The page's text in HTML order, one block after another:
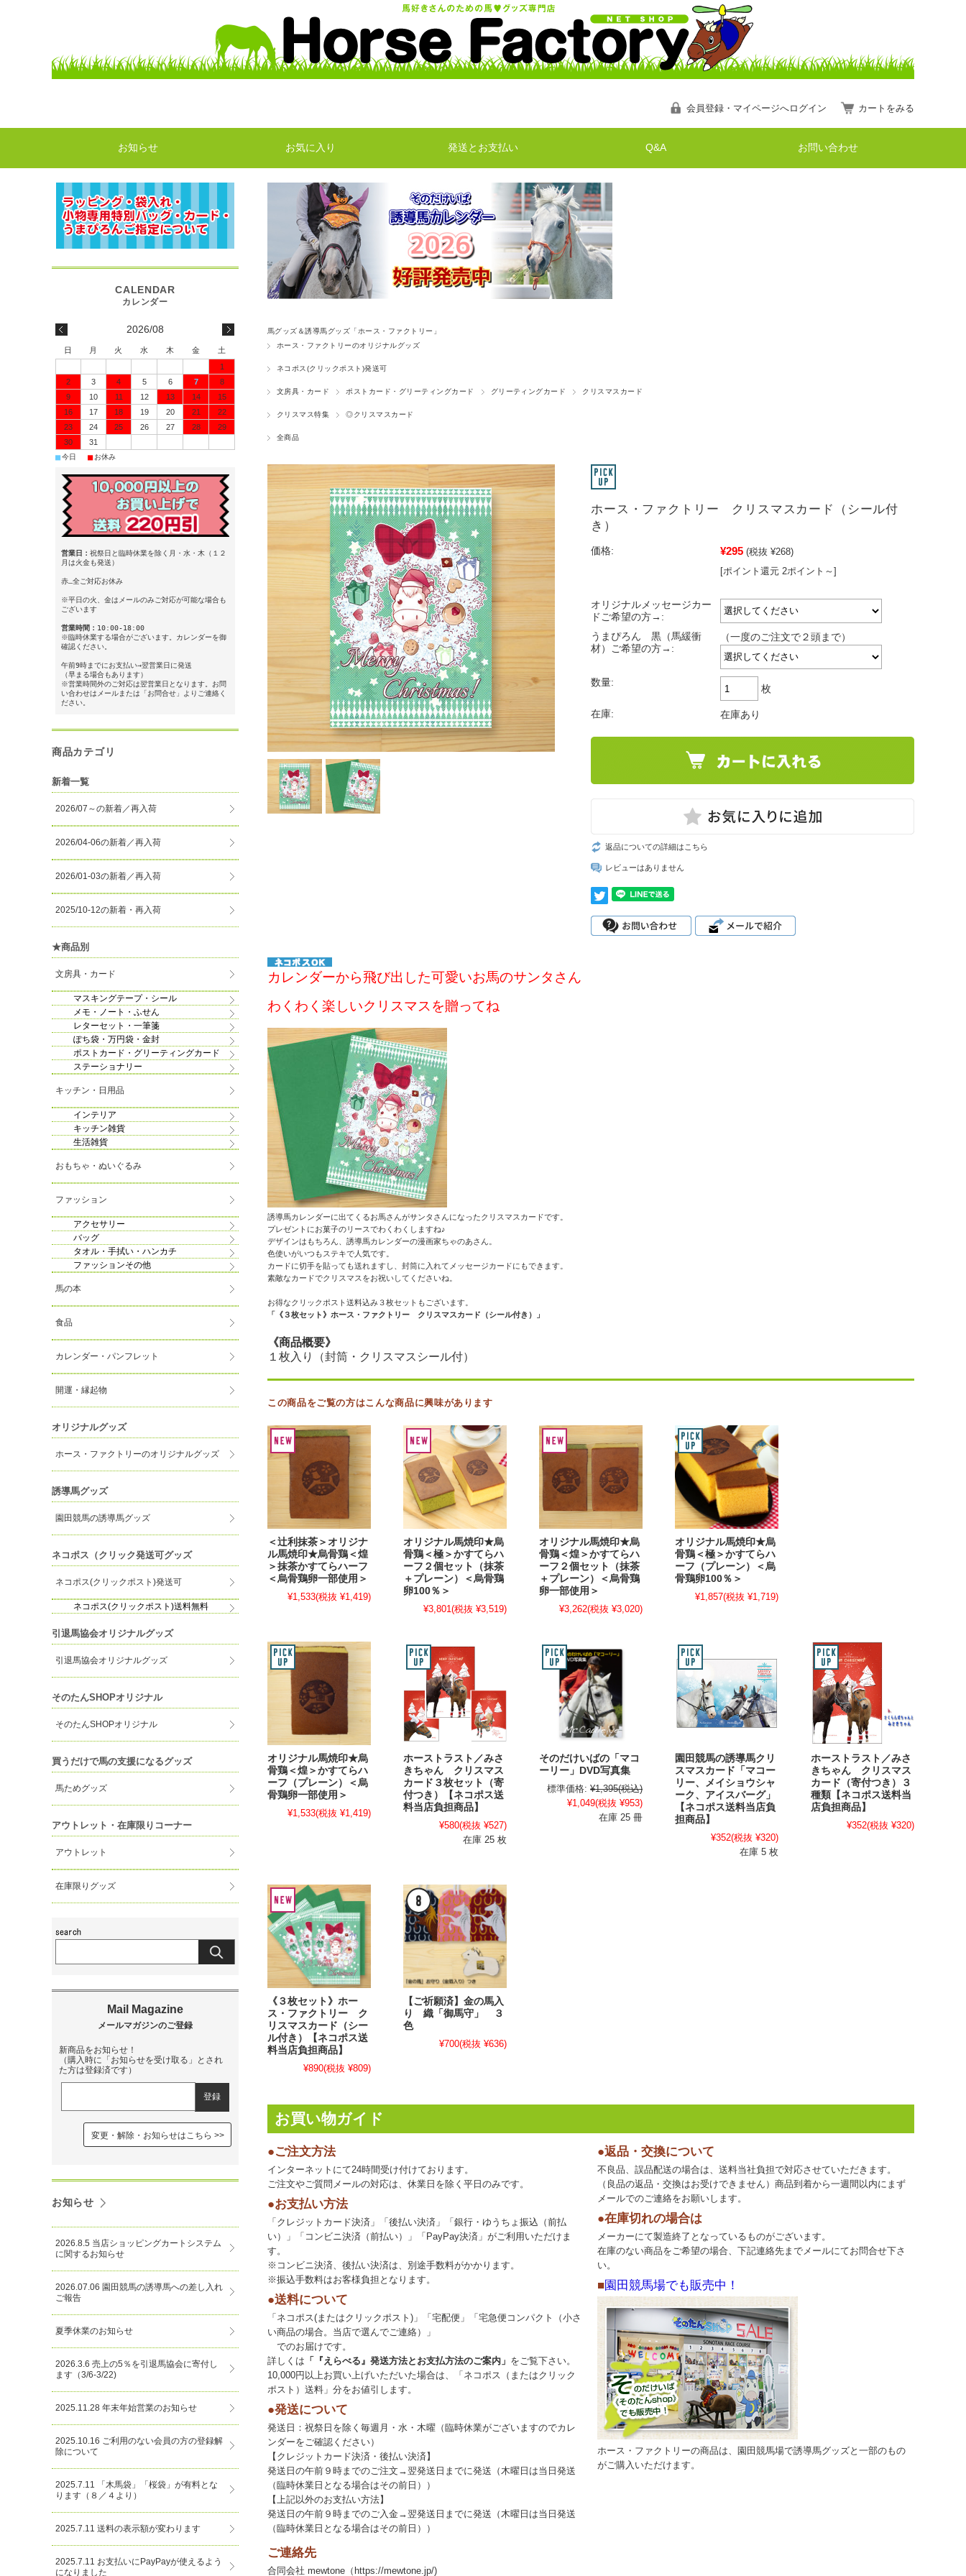
会員登録・マイページへログイン カートをみる
お知らせ お気に入り 発送とお支払い Q&A お問い合わせ
馬グッズ＆誘導馬グッズ「ホース・ファクトリー」
ホース・ファクトリーのオリジナルグッズ
ネコポス(クリックポスト)発送可
文房具・カード ポストカード・グリーティングカード グリーティングカード クリスマスカード
クリスマス特集 ◎クリスマスカード
全商品
ホース・ファクトリー クリスマスカード（シール付
き）
価格: ¥295 (税抜 ¥268)
[ポイント還元 2ポイント～]
オリジナルメッセージカー
ドご希望の方→:
うまぴろん 黒（馬緩衝
材）ご希望の方→:
（一度のご注文で２頭まで）
数量:
枚
在庫: 在庫あり
返品についての詳細はこちら
レビューはありません
カレンダーから飛び出した可愛いお馬のサンタさん
わくわく楽しいクリスマスを贈ってね
誘導馬カレンダーに出てくるお馬さんがサンタさんになったクリスマスカードです。
プレゼントにお菓子のリースでわくわくしますね♪
デザインはもちろん、誘導馬カレンダーの漫画家ちゃのあさん。
色使いがいつもステキで人気です。
カードに切手を貼っても送れますし、封筒に入れてメッセージカードにもできます。
素敵なカードでクリスマスをお祝いしてくださいね。
お得なクリックポスト送料込み３枚セットもございます。
「《３枚セット》ホース・ファクトリー クリスマスカード（シール付き）」
《商品概要》
１枚入り（封筒・クリスマスシール付）
この商品をご覧の方はこんな商品に興味があります
＜辻利抹茶＞オリジナ
ル馬焼印★烏骨鶏＜煌
＞抹茶かすてらハーフ
＜烏骨鶏卵一部使用＞
¥1,533(税抜 ¥1,419)
オリジナル馬焼印★烏
骨鶏＜極＞かすてらハ
ーフ２個セット（抹茶
＋プレーン）＜烏骨鶏
卵100％＞
¥3,801(税抜 ¥3,519)
オリジナル馬焼印★烏
骨鶏＜煌＞かすてらハ
ーフ２個セット（抹茶
＋プレーン）＜烏骨鶏
卵一部使用＞
¥3,262(税抜 ¥3,020)
オリジナル馬焼印★烏
骨鶏＜極＞かすてらハ
ーフ（プレーン）＜烏
骨鶏卵100％＞
¥1,857(税抜 ¥1,719)
オリジナル馬焼印★烏
骨鶏＜煌＞かすてらハ
ーフ（プレーン）＜烏
骨鶏卵一部使用＞
¥1,533(税抜 ¥1,419)
ホーストラスト／みさ
きちゃん クリスマス
カード３枚セット（寄
付つき）【ネコポス送
料当店負担商品】
¥580(税抜 ¥527)
在庫 25 枚
そのだけいばの「マコ
ーリー」DVD写真集
標準価格: ¥1,395(税込)
¥1,049(税抜 ¥953)
在庫 25 冊
園田競馬の誘導馬クリ
スマスカード「マコー
リー、メイショウシャ
ーク、アイスバーグ」
【ネコポス送料当店負
担商品】
¥352(税抜 ¥320)
在庫 5 枚
ホーストラスト／みさ
きちゃん クリスマス
カード（寄付つき）３
種類【ネコポス送料当
店負担商品】
¥352(税抜 ¥320)
《３枚セット》ホー
ス・ファクトリー ク
リスマスカード（シー
ル付き）【ネコポス送
料当店負担商品】
¥890(税抜 ¥809)
【ご祈願済】金の馬入
り 織「御馬守」 ３
色
¥700(税抜 ¥636)
お買い物ガイド
●ご注文方法
インターネットにて24時間受け付けております。
ご注文やご質問メールの対応は、休業日を除く平日のみです。
●お支払い方法
「クレジットカード決済」「後払い決済」「銀行・ゆうちょ振込（前払
い）」「コンビニ決済（前払い）」「PayPay決済」がご利用いただけま
す。
※コンビニ決済、後払い決済は、別途手数料がかかります。
※振込手数料はお客様負担となります。
●送料について
「ネコポス(またはクリックポスト)」「宅配便」「宅急便コンパクト（小さ
い商品の場合。当店で選んでご連絡）」
でのお届けです。
詳しくは 「『えらべる』発送方法とお支払方法のご案内」 をご覧下さい。
10,000円以上お買い上げいただいた場合は、「ネコポス（またはクリック
ポスト）送料」分をお値引します。
●発送について
発送日：祝祭日を除く毎週月・水・木曜（臨時休業がございますのでカレ
ンダーをご確認ください）
【クレジットカード決済・後払い決済】
発送日の午前９時までのご注文→翌発送日までに発送（木曜日は当日発送
（臨時休業日となる場合はその前日））
【上記以外のお支払い方法】
発送日の午前９時までのご入金→翌発送日までに発送（木曜日は当日発送
（臨時休業日となる場合はその前日））
●返品・交換について
不良品、誤品配送の場合は、送料当社負担で対応させていただきます。
（良品の返品・交換はお受けできません）商品到着から一週間以内にまず
メールでのご連絡をお願いします。
●在庫切れの場合は
メーカーにて製造終了となっているものがございます。
在庫のない商品をご希望の場合、下記連絡先までメールにてお問合せ下さ
い。
■園田競馬場でも販売中！
ホース・ファクトリーの商品は、園田競馬場で誘導馬グッズと一部のもの
がご購入いただけます。
ご連絡先
合同会社 mewtone（https://mewtone.jp/)
2026/08
日 月 火 水 木 金
土
1
2
3 4 5 6 7
8
9
10 11 12 13 14
15
16
17 18 19 20 21
22
23
24 25 26 27 28
29
30
31
■今日 ■ お休み
営業日： 祝祭日と臨時休業を除く月・水・木（１２
月は火金も発送）
赤…全ご対応お休み
※平日の火、金はメールのみご対応が可能な場合も
ございます
営業時間： 10:00-18:00
※臨時休業する場合がございます。カレンダーを御
確認ください。
午前9時までにお支払い→翌営業日に発送
（早まる場合もあります）
※営業時間外のご対応は翌営業日となります。お問
い合わせはメールまたは「お問合せ」よりご連絡く
ださい。
商品カテゴリ
新着一覧
2026/07～の新着／再入荷
2026/04-06の新着／再入荷
2026/01-03の新着／再入荷
2025/10-12の新着・再入荷
★商品別
文房具・カード
マスキングテープ・シール
メモ・ノート・ふせん
レターセット・一筆箋
ぽち袋・万円袋・金封
ポストカード・グリーティングカード
ステーショナリー
キッチン・日用品
インテリア
キッチン雑貨
生活雑貨
おもちゃ・ぬいぐるみ
ファッション
アクセサリー
バッグ
タオル・手拭い・ハンカチ
ファッションその他
馬の本
食品
カレンダー・パンフレット
開運・縁起物
オリジナルグッズ
ホース・ファクトリーのオリジナルグッズ
誘導馬グッズ
園田競馬の誘導馬グッズ
ネコポス（クリック発送可グッズ
ネコポス(クリックポスト)発送可
ネコポス(クリックポスト)送料無料
引退馬協会オリジナルグッズ
引退馬協会オリジナルグッズ
そのたんSHOPオリジナル
そのたんSHOPオリジナル
買うだけで馬の支援になるグッズ
馬ためグッズ
アウトレット・在庫限りコーナー
アウトレット
在庫限りグッズ
新商品をお知らせ！
（購入時に「お知らせを受け取る」とされ
た方は登録済です）
変更・解除・お知らせはこちら
お知らせ
2026.8.5 当店ショッピングカートシステム
に関するお知らせ
2026.07.06 園田競馬の誘導馬への差し入れ
ご報告
夏季休業のお知らせ
2026.3.6 売上の5％を引退馬協会に寄付し
ます（3/6-3/22)
2025.11.28 年末年始営業のお知らせ
2025.10.16 ご利用のない会員の方の登録解
除について
2025.7.11 「木馬袋」「桜袋」が有料とな
ります（８／４より）
2025.7.11 送料の表示額が変わります
2025.7.11 お支払いにPayPayが使えるよう
になりました